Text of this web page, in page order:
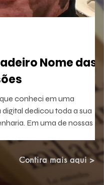
movido pela espera de
nunca feita.
Nome das
conheci em uma
dedicou toda a sua
Em uma de nossas
— Passei a vida
pontes.Confira mais aqui >